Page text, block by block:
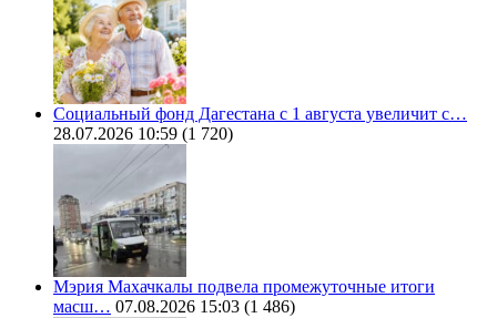
Социальный фонд Дагестана с 1 августа увеличит с…
28.07.2026 10:59 (1 720)
Мэрия Махачкалы подвела промежуточные итоги
масш… 07.08.2026 15:03 (1 486)